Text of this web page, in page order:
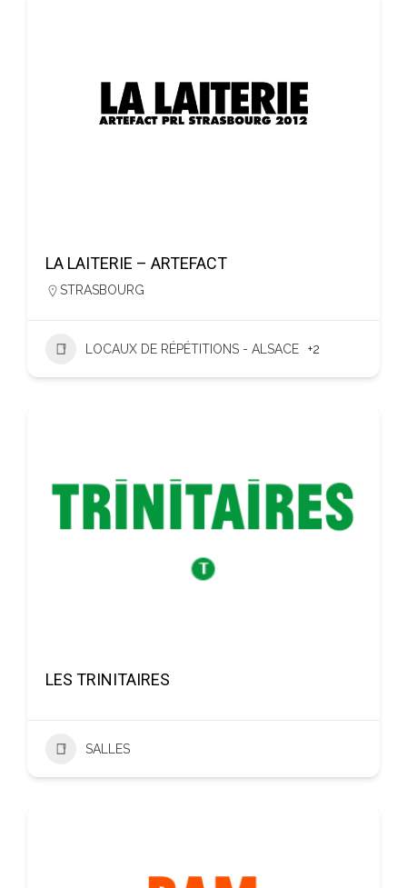
LA LAITERIE – ARTEFACT
STRASBOURG
LOCAUX DE RÉPÉTITIONS - ALSACE +2
LES TRINITAIRES
SALLES